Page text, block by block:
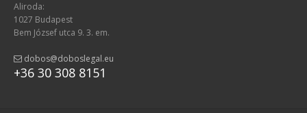
Aliroda:
1027 Budapest
Bem József utca 9. 3. em.
dobos@doboslegal.eu
+36 30 308 8151